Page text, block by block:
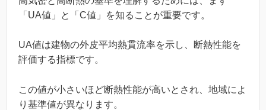
「UA値」と「C値」を知ることが重要です。
UA値は建物の外皮平均熱貫流率を示し、断熱性能を
評価する指標です。
この値が小さいほど断熱性能が高いとされ、地域によ
り基準値が異なります。